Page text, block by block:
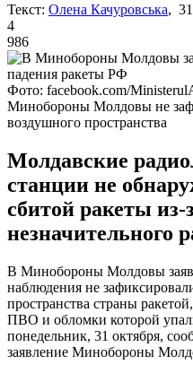
Текст: Олена Качуровська, 31
4
986
Фото: facebook.com/
Минобороны Молдовы не
воздушного пространства
Молдавские
станции не
сбитой ракеты из-
незначительного
В Минобороны Молдовы
наблюдения не
пространства страны
ПВО и обломки которой
понедельник, 31 октября,
заявление Минобороны